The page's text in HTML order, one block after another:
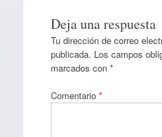
Deja una respuesta
Tu dirección de correo
publicada. Los campos
marcados con *
Comentario *